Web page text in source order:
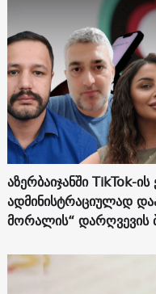
აზერბაიჯანში TikTok-
ადმინისტრაციულად
მორალის“